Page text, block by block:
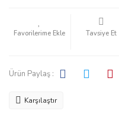
Tavsiye Et
Ürün Paylaş :
Karşılaştır